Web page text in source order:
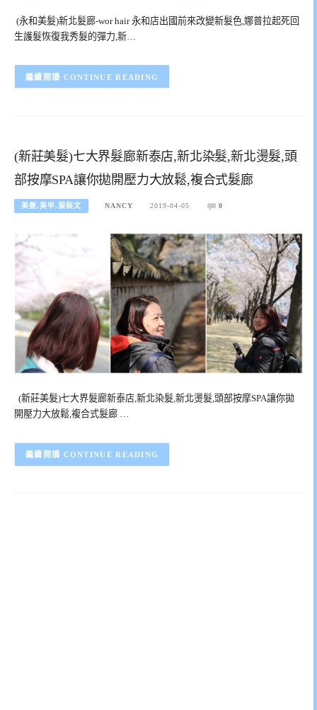
​​ (永和美髮)新北髮廊-wor hair 永和店出國前來改變新髮色,娜普拉起死回
生護髮恢復我秀髮的彈力,新…
CONTINUE READING
(新莊美髮)七大界髮廊新泰店,新北染髮,新北燙髮,頭
部按摩SPA讓你拋開壓力大放鬆,複合式髮廊
美髮,美甲,服裝文 NANCY 2019-04-05 0
(新莊美髮)七大界髮廊新泰店,新北染髮,新北燙髮,頭部按摩SPA讓你拋
開壓力大放鬆,複合式髮廊 …
CONTINUE READING